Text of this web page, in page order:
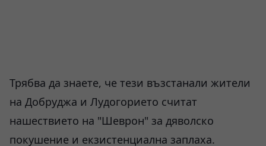
Трябва да знаете, че тези възстанали жители
на Добруджа и Лудогорието считат
нашествието на "Шеврон" за дяволско
покушение и екзистенциална заплаха.